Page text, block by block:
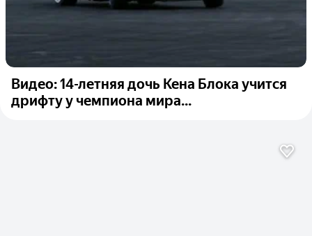
Видео: 14-летняя дочь Кена Блока учится
дрифту у чемпиона мира...